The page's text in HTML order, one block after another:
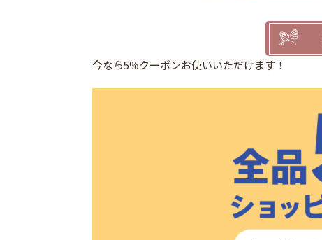
今なら5%クーポンお使いいただけます！